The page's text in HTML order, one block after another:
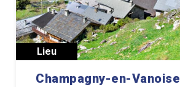
Lieu
Champagny-en-Vanoise